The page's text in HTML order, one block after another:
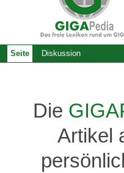
Die
Artikel
Seite Diskussion